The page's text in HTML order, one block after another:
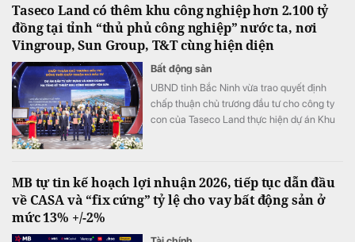
Taseco Land có thêm khu công nghiệp hơn 2.100 tỷ
đồng tại tỉnh “thủ phủ công nghiệp” nước ta, nơi
Vingroup, Sun Group, T&T cùng hiện diện
Bất động sản
UBND tỉnh Bắc Ninh vừa trao quyết định
chấp thuận chủ trương đầu tư cho công ty
con của Taseco Land thực hiện dự án Khu
MB tự tin kế hoạch lợi nhuận 2026, tiếp tục dẫn đầu
về CASA và “fix cứng” tỷ lệ cho vay bất động sản ở
mức 13% +/-2%